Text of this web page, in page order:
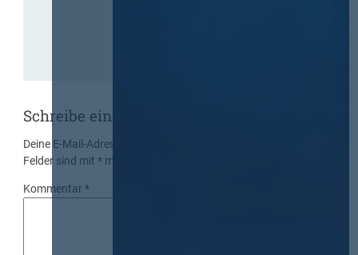
Schreibe einen Kommentar
Deine E-Mail-Adresse wird nicht veröffentlicht.
Felder sind mit* markiert
Kommentar*